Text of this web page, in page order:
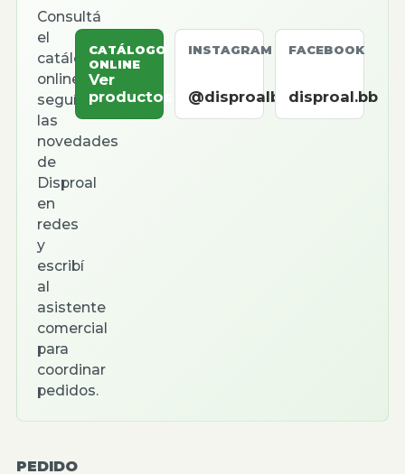
Consultá
el
catálogo
online,
seguí
las
novedades
de
Disproal
en
redes
y
escribí
al
asistente
comercial
para
coordinar
pedidos.
CATÁLOGO
ONLINE
Ver
productos
INSTAGRAM
@disproalbb
FACEBOOK
disproal.bb
PEDIDO